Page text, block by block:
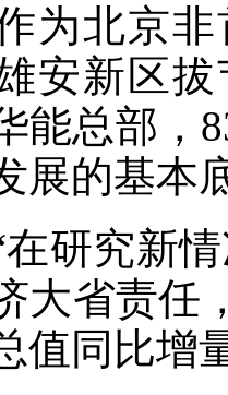
北京非
安新区
能总部，
展的基本
究新情
大省责任
值同比增